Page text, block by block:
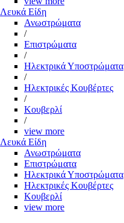
Λευκά Είδη
Ανωστρώματα
/
Επιστρώματα
/
Ηλεκτρικά Υποστρώματα
/
Ηλεκτρικές Κουβέρτες
/
Κουβερλί
/
view more
Λευκά Είδη
Ανωστρώματα
Επιστρώματα
Ηλεκτρικά Υποστρώματα
Ηλεκτρικές Κουβέρτες
Κουβερλί
view more